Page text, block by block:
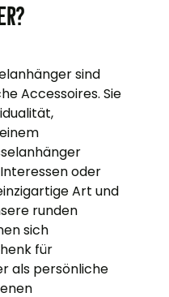
sind
Accessoires. Sie
oder
Art und
runden
sich
für
als persönliche